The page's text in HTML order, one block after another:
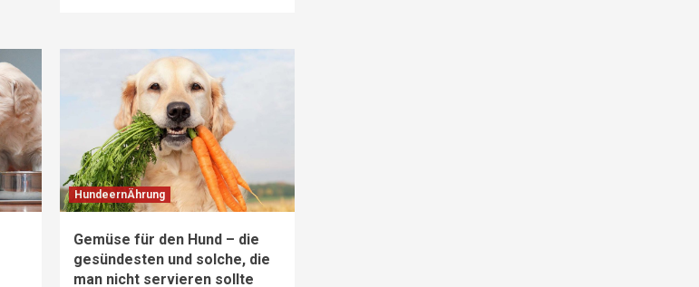
HundeernÄhrung
Gemüse für den Hund – die
gesündesten und solche, die
man nicht servieren sollte